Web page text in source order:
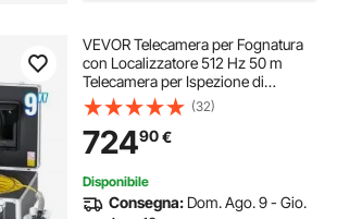
VEVOR Telecamera per Fognatura
con Localizzatore 512 Hz 50 m
Telecamera per Ispezione di
Scarichi da 228,6 mm con
Autolivellamento, Zoom 36X,
Telecamera Idraulica con Luci-12
LED, Scheda da 32 GB
(32)
72490€
Disponibile
Consegna: Dom. Ago. 9 - Gio.